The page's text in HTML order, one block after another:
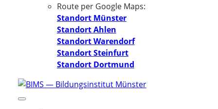
Route per Google Maps:
Standort Münster
Standort Ahlen
Standort Warendorf
Standort Steinfurt
Standort Dortmund